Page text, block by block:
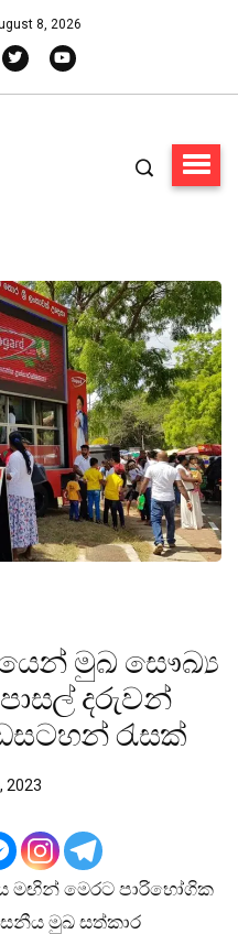
8, 2026
මුඛ සෞඛ්‍ය
දරුවන්
රැසක්
2023
මඟින් මෙරට පාරිභෝගික
මුඛ සත්කාර